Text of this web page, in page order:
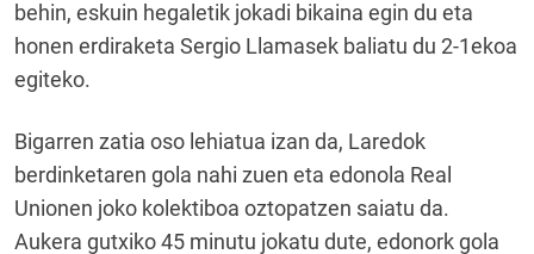
behin, eskuin hegaletik jokadi bikaina egin du eta
honen erdiraketa Sergio Llamasek baliatu du 2-1ekoa
egiteko.
Bigarren zatia oso lehiatua izan da, Laredok
berdinketaren gola nahi zuen eta edonola Real
Unionen joko kolektiboa oztopatzen saiatu da.
Aukera gutxiko 45 minutu jokatu dute, edonork gola